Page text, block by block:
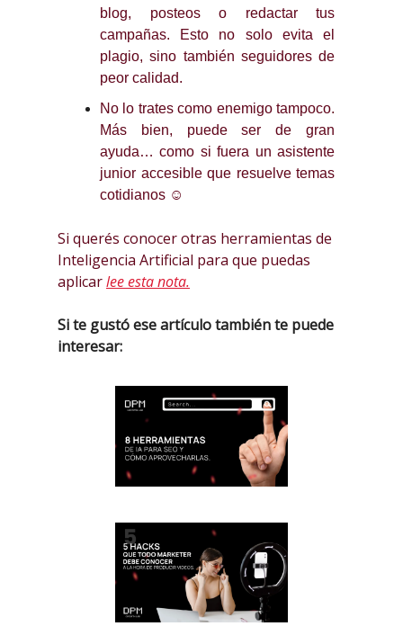
blog, posteos o redactar tus
campañas. Esto no solo evita el
plagio, sino también seguidores de
peor calidad.
No lo trates como enemigo tampoco.
Más bien, puede ser de gran
ayuda… como si fuera un asistente
junior accesible que resuelve temas
cotidianos ☺
Si querés conocer otras herramientas de
Inteligencia Artificial para que puedas
aplicarlee esta nota.
Si te gustó ese artículo también te puede
interesar: